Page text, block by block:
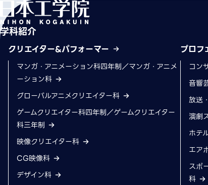
学科紹介
クリエイター&パフォーマー
マンガ・アニメーション科四年制／マンガ・アニメ
ーション科
グローバルアニメクリエイター科
ゲームクリエイター科四年制／ゲームクリエイター
科三年制
映像クリエイター科
CG映像科
デザイン科
プロフ
コン
音響
放送
演劇
ホテ
エア
スポ
科